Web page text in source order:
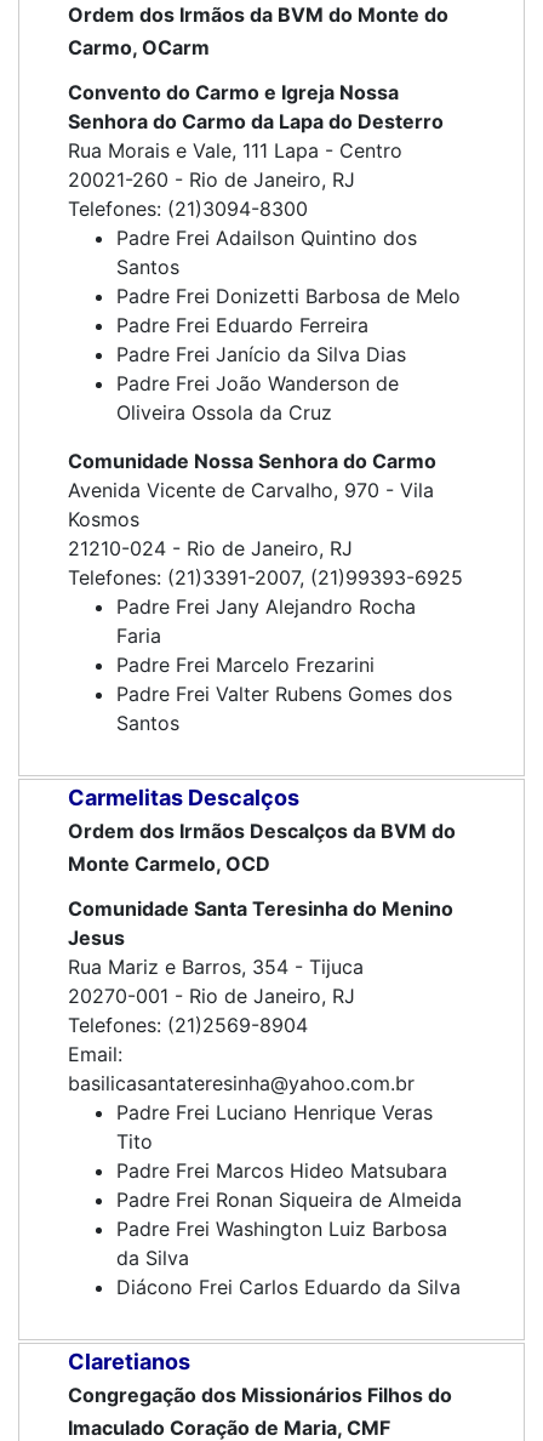
Ordem dos Irmãos da BVM do Monte do
Carmo, OCarm
Convento do Carmo e Igreja Nossa
Senhora do Carmo da Lapa do Desterro
Rua Morais e Vale, 111 Lapa - Centro
20021-260 - Rio de Janeiro, RJ
Telefones: (21)3094-8300
Padre Frei Adailson Quintino dos
Santos
Padre Frei Donizetti Barbosa de Melo
Padre Frei Eduardo Ferreira
Padre Frei Janício da Silva Dias
Padre Frei João Wanderson de
Oliveira Ossola da Cruz
Comunidade Nossa Senhora do Carmo
Avenida Vicente de Carvalho, 970 - Vila
Kosmos
21210-024 - Rio de Janeiro, RJ
Telefones: (21)3391-2007, (21)99393-6925
Padre Frei Jany Alejandro Rocha
Faria
Padre Frei Marcelo Frezarini
Padre Frei Valter Rubens Gomes dos
Santos
Carmelitas Descalços
Ordem dos Irmãos Descalços da BVM do
Monte Carmelo, OCD
Comunidade Santa Teresinha do Menino
Jesus
Rua Mariz e Barros, 354 - Tijuca
20270-001 - Rio de Janeiro, RJ
Telefones: (21)2569-8904
Email:
basilicasantateresinha@yahoo.com.br
Padre Frei Luciano Henrique Veras
Tito
Padre Frei Marcos Hideo Matsubara
Padre Frei Ronan Siqueira de Almeida
Padre Frei Washington Luiz Barbosa
da Silva
Diácono Frei Carlos Eduardo da Silva
Claretianos
Congregação dos Missionários Filhos do
Imaculado Coração de Maria, CMF